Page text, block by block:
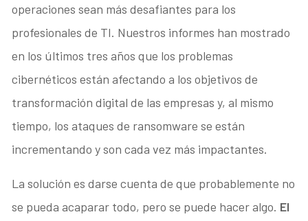
operaciones sean más desafiantes para los
profesionales de TI. Nuestros informes han mostrado
en los últimos tres años que los problemas
cibernéticos están afectando a los objetivos de
transformación digital de las empresas y, al mismo
tiempo, los ataques de ransomware se están
incrementando y son cada vez más impactantes.
La solución es darse cuenta de que probablemente no
se pueda acaparar todo, pero se puede hacer algo. El